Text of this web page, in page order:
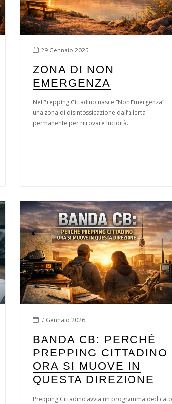
29 Gennaio 2026
ZONA DI NON
EMERGENZA
Nel Prepping Cittadino nasce “Non Emergenza”:
una zona di disintossicazione dall’allerta
permanente per ritrovare lucidità...
7 Gennaio 2026
BANDA CB: PERCHÉ
PREPPING CITTADINO
ORA SI MUOVE IN
QUESTA DIREZIONE
Prepping Cittadino avvia un programma dedicato